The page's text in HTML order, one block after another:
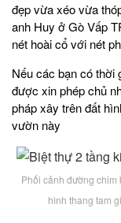
đẹp vừa xéo vừa
anh Huy ở Gò Vấp
nét hoài cổ với nét
Nếu các bạn có thời
được xin phép chủ
pháp xây trên đất
vườn này
Phối cảnh đường chim
hình thang tam